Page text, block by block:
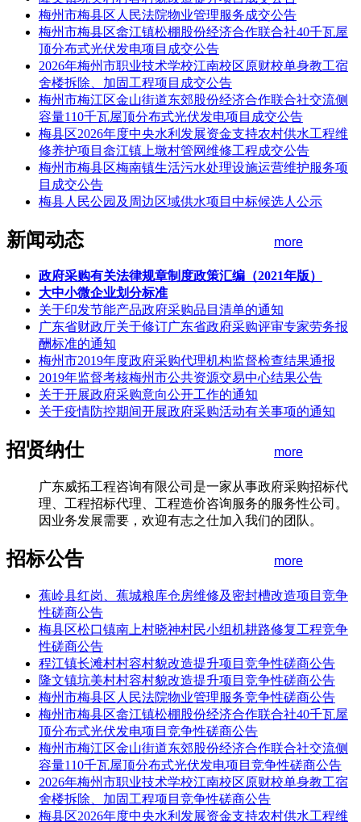
梅州市梅县区人民法院物业管理服务成交公告
梅州市梅县区畲江镇松棚股份经济合作联合社40千瓦屋
顶分布式光伏发电项目成交公告
2026年梅州市职业技术学校江南校区原财校单身教工宿
舍楼拆除、加固工程项目成交公告
梅州市梅江区金山街道东郊股份经济合作联合社交流侧
容量110千瓦屋顶分布式光伏发电项目成交公告
梅县区2026年度中央水利发展资金支持农村供水工程维
修养护项目畲江镇上墩村管网维修工程成交公告
梅州市梅县区梅南镇生活污水处理设施运营维护服务项
目成交公告
梅县人民公园及周边区域供水项目中标候选人公示
新闻动态 more
政府采购有关法律规章制度政策汇编（2021年版）
大中小微企业划分标准
关于印发节能产品政府采购品目清单的通知
广东省财政厅关于修订广东省政府采购评审专家劳务报
酬标准的通知
梅州市2019年度政府采购代理机构监督检查结果通报
2019年监督考核梅州市公共资源交易中心结果公告
关于开展政府采购意向公开工作的通知
关于疫情防控期间开展政府采购活动有关事项的通知
招贤纳仕 more
广东威拓工程咨询有限公司是一家从事政府采购招标代
理、工程招标代理、工程造价咨询服务的服务性公司。
因业务发展需要，欢迎有志之仕加入我们的团队。
招标公告 more
蕉岭县红岗、蕉城粮库仓房维修及密封槽改造项目竞争
性磋商公告
梅县区松口镇南上村晓神村民小组机耕路修复工程竞争
性磋商公告
程江镇长滩村村容村貌改造提升项目竞争性磋商公告
隆文镇坑美村村容村貌改造提升项目竞争性磋商公告
梅州市梅县区人民法院物业管理服务竞争性磋商公告
梅州市梅县区畲江镇松棚股份经济合作联合社40千瓦屋
顶分布式光伏发电项目竞争性磋商公告
梅州市梅江区金山街道东郊股份经济合作联合社交流侧
容量110千瓦屋顶分布式光伏发电项目竞争性磋商公告
2026年梅州市职业技术学校江南校区原财校单身教工宿
舍楼拆除、加固工程项目竞争性磋商公告
梅县区2026年度中央水利发展资金支持农村供水工程维